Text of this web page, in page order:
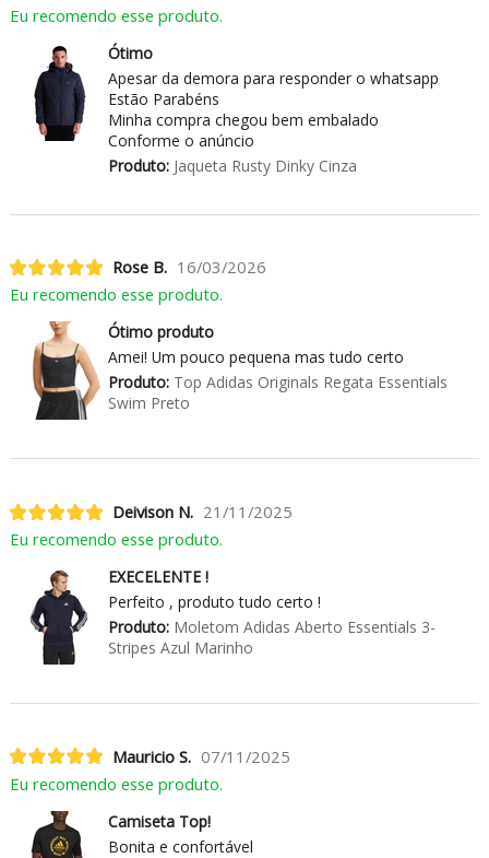
Eu recomendo esse produto.
Ótimo
Apesar da demora para responder o whatsapp
Estão Parabéns
Minha compra chegou bem embalado
Conforme o anúncio
Produto:Jaqueta Rusty Dinky Cinza
Rose B. 16/03/2026
Eu recomendo esse produto.
Ótimo produto
Amei! Um pouco pequena mas tudo certo
Produto:Top Adidas Originals Regata Essentials
Swim Preto
Deivison N. 21/11/2025
Eu recomendo esse produto.
EXECELENTE !
Perfeito , produto tudo certo !
Produto:Moletom Adidas Aberto Essentials 3-
Stripes Azul Marinho
Mauricio S. 07/11/2025
Eu recomendo esse produto.
Camiseta Top!
Bonita e confortável